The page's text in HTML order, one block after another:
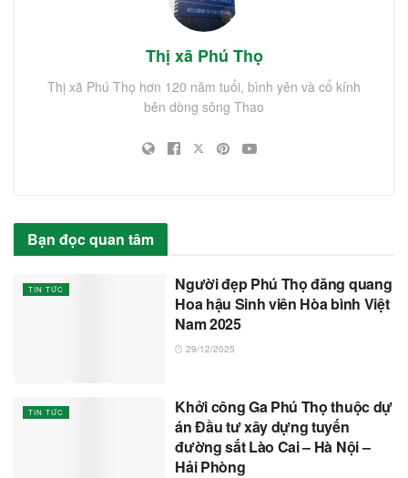
Thị xã Phú Thọ
Thị xã Phú Thọ hơn 120 năm tuổi, bình yên và cổ kính
bên dòng sông Thao
Bạn đọc quan tâm
TIN TỨC
Người đẹp Phú Thọ đăng quang
Hoa hậu Sinh viên Hòa bình Việt
Nam 2025
29/12/2025
TIN TỨC
Khởi công Ga Phú Thọ thuộc dự
án Đầu tư xây dựng tuyến
đường sắt Lào Cai – Hà Nội –
Hải Phòng